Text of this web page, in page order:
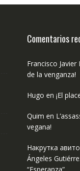
Comentarios
Francisco Javier
de la venganza!
Hugo en ¡El
Quim en
vegana!
Накрутка авито
Ángeles